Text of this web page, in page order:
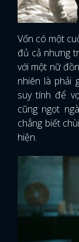
Vốn có một
đủ cả nhưng
với một nữ
nhiên là phải
suy tính để
cũng ngọt
chẳng biết
hiện.